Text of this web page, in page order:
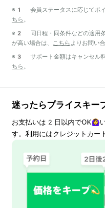
※1 会員ステータスに応じてポイ
ちら 。
※2 同日程・同条件などの適用条
が高い場合は、
こちら よりお問い
※3 サポート金額はキャンセル
ちら 。
迷ったらプライスキー
お支払いは 2 日以内でOK🙆‍♀️
す。利用にはクレジットカー